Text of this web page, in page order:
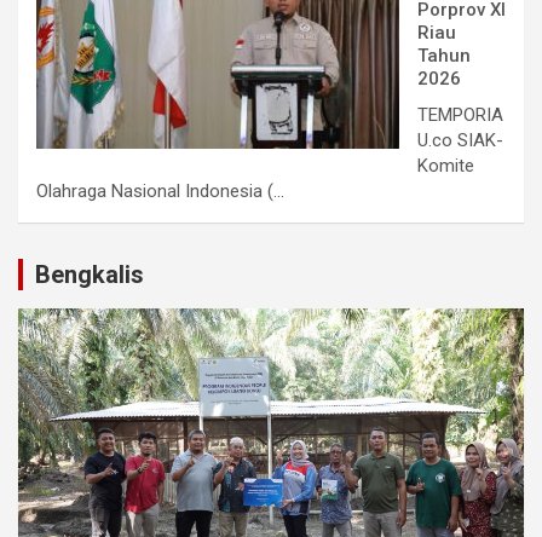
Porprov XI
Riau
Tahun
2026
TEMPORIA
U.co SIAK-
Komite
Olahraga Nasional Indonesia (...
Bengkalis